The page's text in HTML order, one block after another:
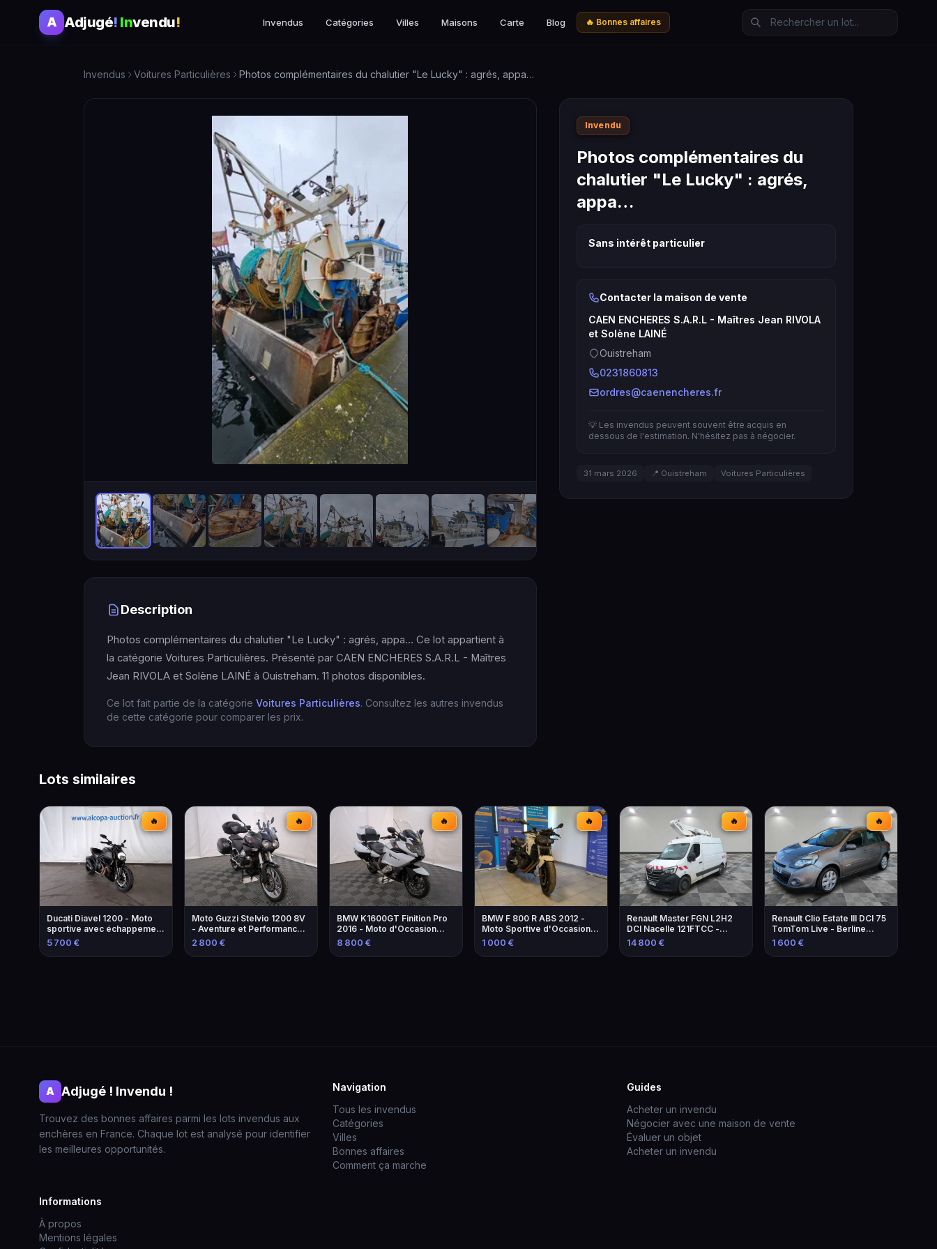
A Adjugé! Invendu! Invendus Catégories Villes Maisons Carte Blog 🔥 Bonnes affaires
Invendus Voitures Particulières Photos complémentaires du chalutier "Le Lucky" : agrés, appa…
Description
Photos complémentaires du chalutier "Le Lucky" : agrés, appa… Ce lot appartient à
la catégorie Voitures Particulières. Présenté par CAEN ENCHERES S.A.R.L - Maîtres
Jean RIVOLA et Solène LAINÉ à Ouistreham. 11 photos disponibles.
Ce lot fait partie de la catégorie Voitures Particulières. Consultez les autres invendus
de cette catégorie pour comparer les prix.
Invendu
Photos complémentaires du
chalutier "Le Lucky" : agrés,
appa…
Sans intérêt particulier
Contacter la maison de vente
CAEN ENCHERES S.A.R.L - Maîtres Jean RIVOLA
et Solène LAINÉ
Ouistreham
0231860813
ordres@caenencheres.fr
💡 Les invendus peuvent souvent être acquis en
dessous de l'estimation. N'hésitez pas à négocier.
31 mars 2026 📍 Ouistreham Voitures Particulières
Lots similaires
🔥
Ducati Diavel 1200 - Moto
sportive avec échappement
modifié
5 700 €
🔥
Moto Guzzi Stelvio 1200 8V
- Aventure et Performance -
2013
2 800 €
🔥
BMW K1600GT Finition Pro
2016 - Moto d'Occasion
avec Équipements
8 800 €
🔥
BMW F 800 R ABS 2012 -
Moto Sportive d'Occasion à
Marseille
1 000 €
🔥
Renault Master FGN L2H2
DCI Nacelle 121FTCC -
Élévateur de 2021
14 800 €
🔥
Renault Clio Estate III DCI 75
TomTom Live - Berline
familiale économique
1 600 €
A Adjugé ! Invendu !
Trouvez des bonnes affaires parmi les lots invendus aux
enchères en France. Chaque lot est analysé pour identifier
les meilleures opportunités.
Navigation
Tous les invendus
Catégories
Villes
Bonnes affaires
Comment ça marche
Guides
Acheter un invendu
Négocier avec une maison de vente
Évaluer un objet
Acheter un invendu
Informations
À propos
Mentions légales